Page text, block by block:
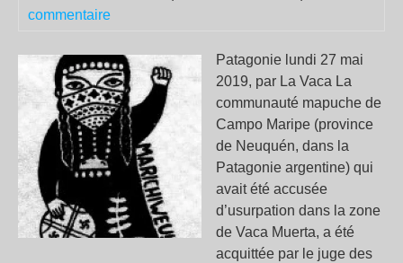
commentaire
Patagonie lundi 27 mai
2019, par La Vaca La
communauté mapuche de
Campo Maripe (province
de Neuquén, dans la
Patagonie argentine) qui
avait été accusée
d’usurpation dans la zone
de Vaca Muerta, a été
acquittée par le juge des